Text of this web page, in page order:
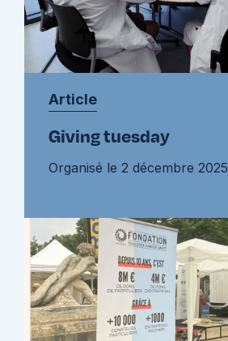
Article
Giving tuesday
Organisé le 2 décembre 2025